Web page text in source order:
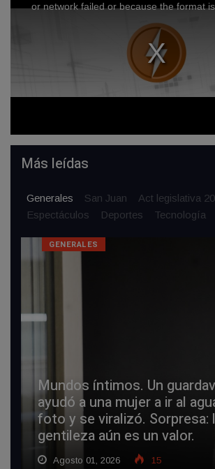
Más leídas
Generales San Juan
Act legislativa
Espectáculos
Deportes Tecnologí­a
GENERALES
Mundos íntimos. Un
ayudó a una mujer a ir al
foto y se viralizó. Sorpresa:
gentileza aún es un valor.
Agosto 01, 2026 15